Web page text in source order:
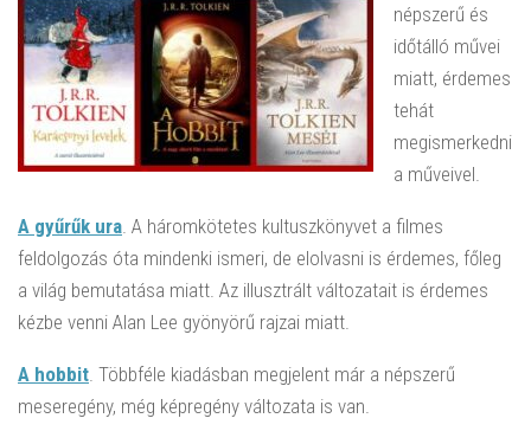
népszerű és
időtálló művei
miatt, érdemes
tehát
megismerkedni
a műveivel.
A gyűrűk ura . A háromkötetes kultuszkönyvet a filmes
feldolgozás óta mindenki ismeri, de elolvasni is érdemes, főleg
a világ bemutatása miatt. Az illusztrált változatait is érdemes
kézbe venni Alan Lee gyönyörű rajzai miatt.
A hobbit . Többféle kiadásban megjelent már a népszerű
meseregény, még képregény változata is van.